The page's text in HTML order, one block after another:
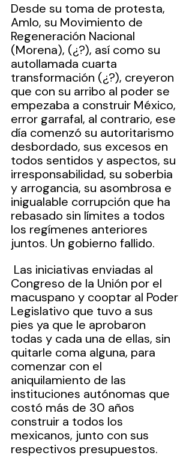
Desde su toma de protesta,
Amlo, su Movimiento de
Regeneración Nacional
(Morena), (¿?), así como su
autollamada cuarta
transformación (¿?), creyeron
que con su arribo al poder se
empezaba a construir México,
error garrafal, al contrario, ese
día comenzó su autoritarismo
desbordado, sus excesos en
todos sentidos y aspectos, su
irresponsabilidad, su soberbia
y arrogancia, su asombrosa e
inigualable corrupción que ha
rebasado sin límites a todos
los regímenes anteriores
juntos. Un gobierno fallido.
Las iniciativas enviadas al
Congreso de la Unión por el
macuspano y cooptar al Poder
Legislativo que tuvo a sus
pies ya que le aprobaron
todas y cada una de ellas, sin
quitarle coma alguna, para
comenzar con el
aniquilamiento de las
instituciones autónomas que
costó más de 30 años
construir a todos los
mexicanos, junto con sus
respectivos presupuestos.